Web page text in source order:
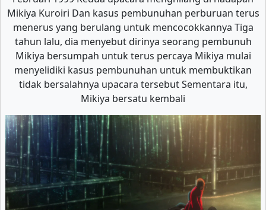
Mikiya Kuroiri Dan kasus pembunuhan perburuan terus
menerus yang berulang untuk mencocokkannya Tiga
tahun lalu, dia menyebut dirinya seorang pembunuh
Mikiya bersumpah untuk terus percaya Mikiya mulai
menyelidiki kasus pembunuhan untuk membuktikan
tidak bersalahnya upacara tersebut Sementara itu,
Mikiya bersatu kembali